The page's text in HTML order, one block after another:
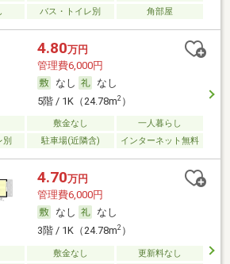
バス・トイレ別 角部屋
4.80万円
管理費6,000円
なし
なし
5階 / 1K（24.78m2）
敷金なし
一人暮らし
駐車場(近隣含) インターネット無料
4.70万円
管理費6,000円
なし
なし
3階 / 1K（24.78m2）
敷金なし
更新料なし